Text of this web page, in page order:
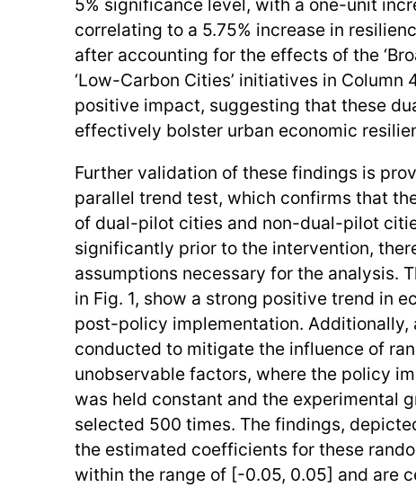
5% significance level, with a one-unit
correlating to a 5.75% increase in
after accounting for the effects of the
‘Low-Carbon Cities’ initiatives in Column
positive impact, suggesting that these
effectively bolster urban economic
Further validation of these findings is
parallel trend test, which confirms that
of dual-pilot cities and non-dual-pilot
significantly prior to the intervention,
assumptions necessary for the analysis.
in Fig. 1, show a strong positive trend in
post-policy implementation. Additionally,
conducted to mitigate the influence of
unobservable factors, where the policy
was held constant and the experimental
selected 500 times. The findings,
the estimated coefficients for these
within the range of [-0.05, 0.05] and are